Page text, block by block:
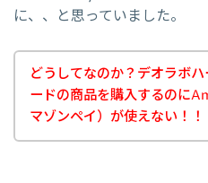
に、、と思っていました。
どうしてなのか？デオラボ
ードの商品を購入するのに
マゾンペイ）が使えない！！